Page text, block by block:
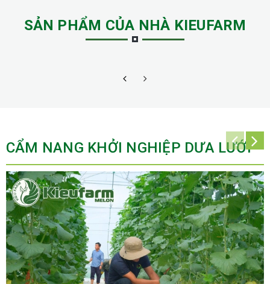
SẢN PHẨM CỦA NHÀ KIEUFARM
CẨM NANG KHỞI NGHIỆP DƯA LƯỚI